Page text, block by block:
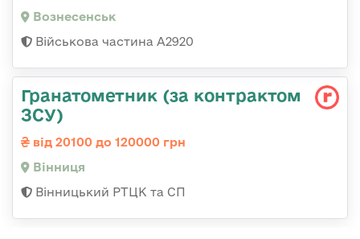
Вознесенськ
Військова частина А2920
Гранатометник (за контрактом
ЗСУ)
від 20100 до 120000 грн
Вінниця
Вінницький РТЦК та СП